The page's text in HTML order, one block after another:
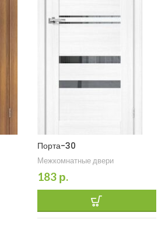
Порта-30
Межкомнатные двери
183 р.